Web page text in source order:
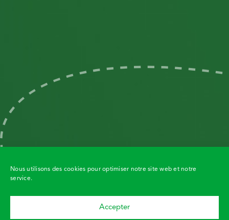
Nous utilisons des cookies pour optimiser notre site web et notre
service.
Accepter